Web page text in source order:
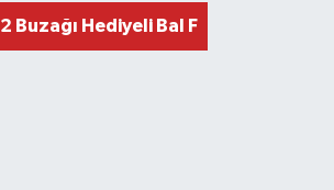
2 Buzağı Hediyeli Bal Festivalinde